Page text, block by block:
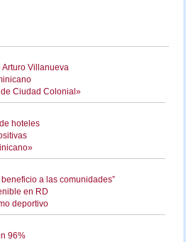
Villanueva
Ciudad Colonial»
hoteles
a las comunidades”
en RD
deportivo
96%